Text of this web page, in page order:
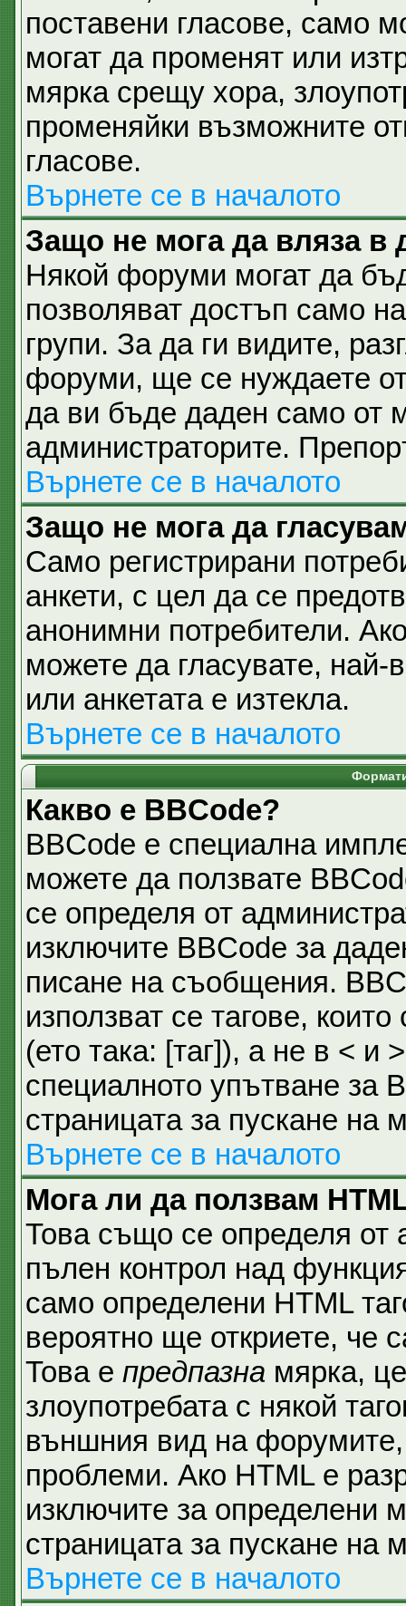
поставени гласове, само
могат да променят или
мярка срещу хора,
променяйки възможните
гласове.
Върнете се в началото
Защо не мога да вляза
Някой форуми могат да
позволяват достъп само
групи. За да ги видите,
форуми, ще се нуждаете
да ви бъде даден само от
администраторите.
Върнете се в началото
Защо не мога да
Само регистрирани
анкети, с цел да се
анонимни потребители.
можете да гласувате, най-
или анкетата е изтекла.
Върнете се в началото
Какво е BBCode?
BBCode е специална
можете да ползвате
се определя от
изключите BBCode за
писане на съобщения.
използват се тагове,
(ето така: [таг]), а не в <
специалното упътване за
страницата за пускане на
Върнете се в началото
Мога ли да ползвам
Това също се определя от
пълен контрол над
само определени HTML
вероятно ще откриете, че
Това е предпазна мярка,
злоупотребата с някой
външния вид на форумите,
проблеми. Ако HTML е
изключите за определени
страницата за пускане на
Върнете се в началото